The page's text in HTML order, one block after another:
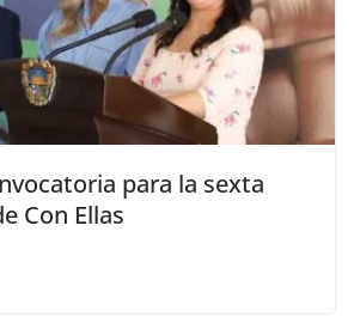
para la sexta
Con Ellas